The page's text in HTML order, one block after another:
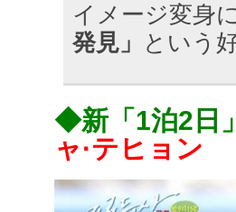
イメージ変身
発見」 という
◆新「1泊2日
ャ·テヒョン